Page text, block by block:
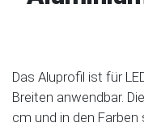
Das Aluprofil ist für
Breiten anwendbar.
cm und in den